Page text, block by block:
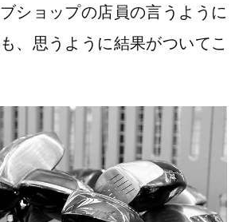
ショップの店員の言うように
、思うように結果がついてこ